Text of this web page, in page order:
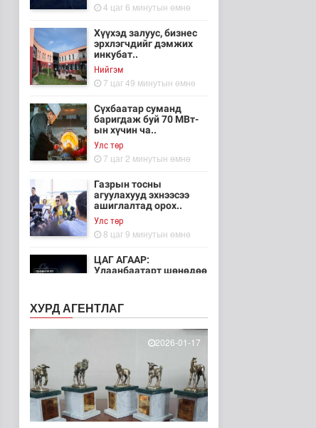
4 цаг 6 минутын өмнө
Хүүхэд залуус, бизнес
эрхлэгчдийг дэмжих
инкубат..
Нийгэм
7 цаг 49 минутын өмнө
Сүхбаатар суманд
баригдаж буй 70 МВт-
ын хүчин ча..
Улс төр
7 цаг 2 минутын өмнө
Газрын тосны
агуулахууд эхнээсээ
ашиглалтад орох..
Улс төр
8 цаг 9 минутын өмнө
ЦАГ АГААР:
Улаанбаатарт шөнөдөө
9 цаг 4 минутын өмнө
аюулгүй орчинд
Нийгэм
10 цаг 53 минутын өмнө
“COP Time”-ийн
өргөтгөсөн хуралдаан
ХУРД АГЕНТЛАГ
2026-01-17